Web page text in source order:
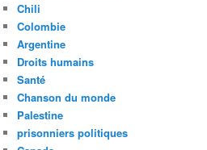
Chili
Colombie
Argentine
Droits humains
Santé
Chanson du monde
Palestine
prisonniers politiques